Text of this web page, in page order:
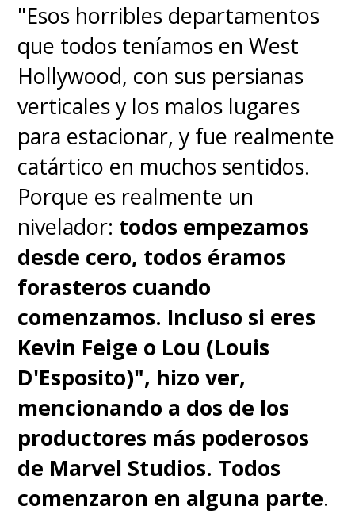
A la espera, ya pueden revivir
toda la saga de Alienen el
streaming Disney+, incluyendo
la última películaAlien:
Romulus
"Esos horribles departamentos
que todos teníamos en West
Hollywood, con sus persianas
verticales y los malos lugares
para estacionar, y fue realmente
catártico en muchos sentidos.
Porque es realmente un
nivelador: todos empezamos
desde cero, todos éramos
forasteros cuando
comenzamos. Incluso si eres
Kevin Feige o Lou (Louis
D'Esposito)", hizo ver,
mencionando a dos de los
productores más poderosos
de Marvel Studios. Todos
comenzaron en alguna parte.